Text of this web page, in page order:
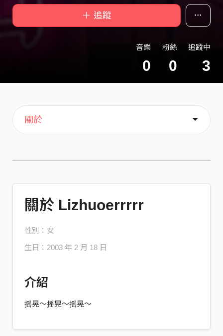
＋ 追蹤
音樂
0
粉絲
0
追蹤中
3
主頁
喜歡
關於
關於 Lizhuoerrrrr
性別：女
生日：2003 年 2 月 18 日
介紹
摇晃～摇晃～摇晃～